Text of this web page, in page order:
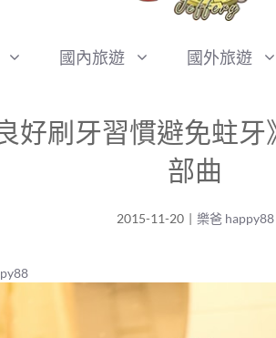
國內旅遊 國外旅遊
好刷牙習慣避免蛀
部曲
2015-11-20 | 樂爸 happy88